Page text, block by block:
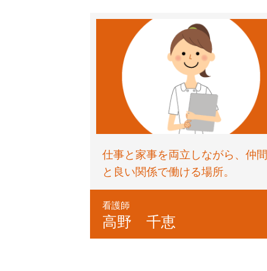
仕事と家事を両立しながら、仲間
と良い関係で働ける場所。
看護師
高野 千恵